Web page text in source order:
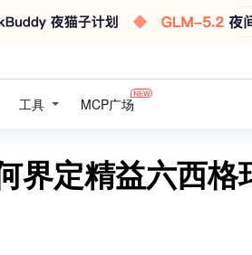
工具 MCP广场
界定精益六西格